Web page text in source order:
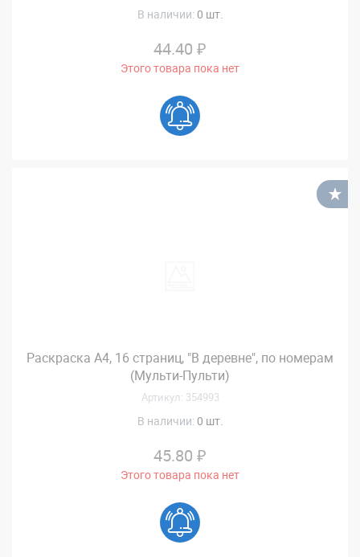
В наличии: 0 шт.
44.40 ₽
Этого товара пока нет
Раскраска А4, 16 страниц, "В деревне", по номерам
(Мульти-Пульти)
Артикул: 354993
В наличии: 0 шт.
45.80 ₽
Этого товара пока нет